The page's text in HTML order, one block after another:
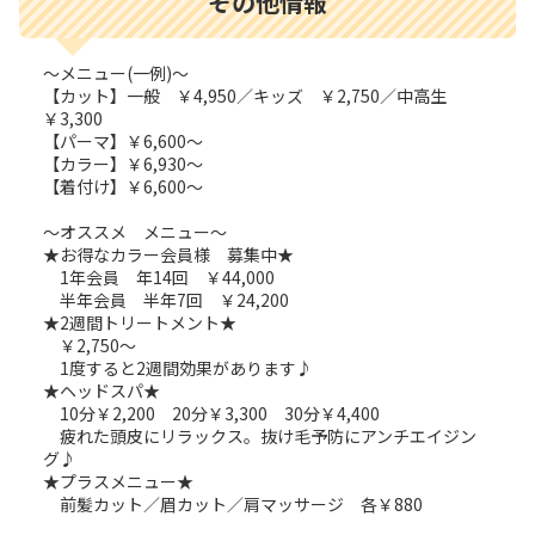
～メニュー(一例)～
【カット】一般 ￥4,950／キッズ ￥2,750／中高生
￥3,300
【パーマ】￥6,600～
【カラー】￥6,930～
【着付け】￥6,600～
～オススメ メニュー～
★お得なカラー会員様 募集中★
1年会員 年14回 ￥44,000
半年会員 半年7回 ￥24,200
★2週間トリートメント★
￥2,750～
1度すると2週間効果があります♪
★ヘッドスパ★
10分￥2,200 20分￥3,300 30分￥4,400
疲れた頭皮にリラックス。抜け毛予防にアンチエイジン
グ♪
★プラスメニュー★
前髪カット／眉カット／肩マッサージ 各￥880